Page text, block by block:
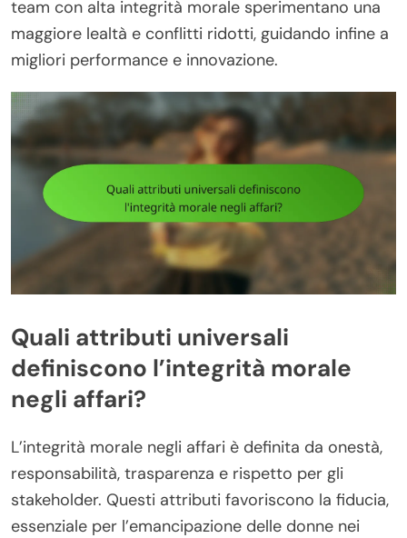
team con alta integrità morale sperimentano una
maggiore lealtà e conflitti ridotti, guidando infine a
migliori performance e innovazione.
Quali attributi universali
definiscono l’integrità morale
negli affari?
L’integrità morale negli affari è definita da onestà,
responsabilità, trasparenza e rispetto per gli
stakeholder. Questi attributi favoriscono la fiducia,
essenziale per l’emancipazione delle donne nei